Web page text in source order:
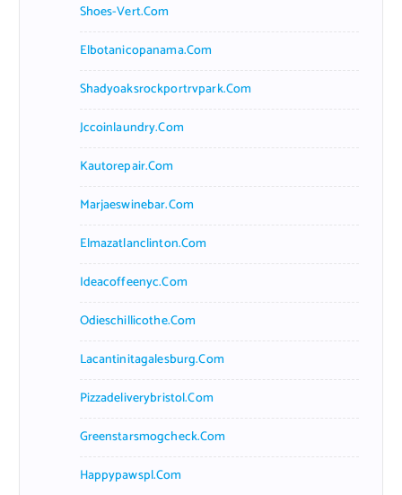
Shoes-Vert.com
Elbotanicopanama.com
Shadyoaksrockportrvpark.com
Jccoinlaundry.com
Kautorepair.com
Marjaeswinebar.com
Elmazatlanclinton.com
Ideacoffeenyc.com
Odieschillicothe.com
Lacantinitagalesburg.com
Pizzadeliverybristol.com
Greenstarsmogcheck.com
Happypawspl.com